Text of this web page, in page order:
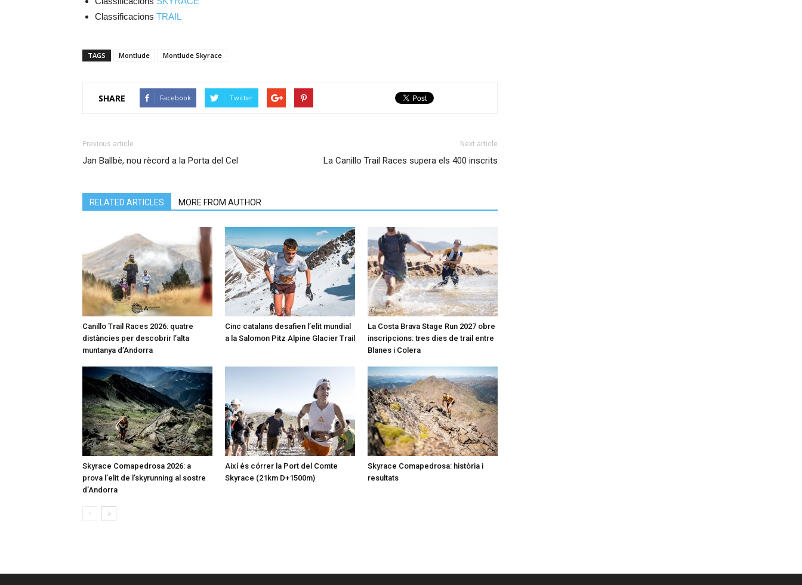
Classificacions TRAIL
TAGS Montlude Montlude Skyrace
SHARE Facebook Twitter
Previous article
Jan Ballbè, nou rècord a la Porta del Cel
Next article
La Canillo Trail Races supera els 400 inscrits
RELATED ARTICLES MORE FROM AUTHOR
Canillo Trail Races 2026: quatre
distàncies per descobrir l’alta
muntanya d’Andorra
Cinc catalans desafien l’elit mundial
a la Salomon Pitz Alpine Glacier Trail
La Costa Brava Stage Run 2027 obre
inscripcions: tres dies de trail entre
Blanes i Colera
Skyrace Comapedrosa 2026: a
prova l’elit de l’skyrunning al sostre
d’Andorra
Així és córrer la Port del Comte
Skyrace (21km D+1500m)
Skyrace Comapedrosa: història i
resultats